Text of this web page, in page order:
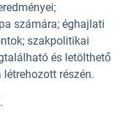
számára; éghajlati
szakpolitikai
és letölthető
létrehozott részén.